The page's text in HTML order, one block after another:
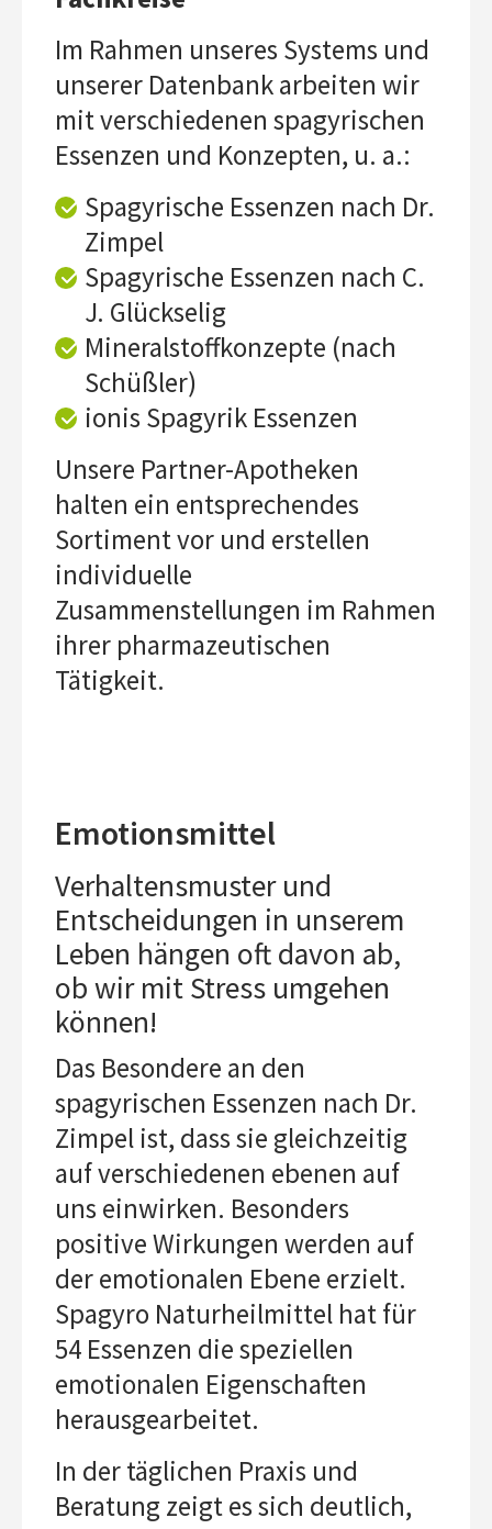
Im Rahmen unseres Systems und
unserer Datenbank arbeiten wir
mit verschiedenen spagyrischen
Essenzen und Konzepten, u. a.:
Spagyrische Essenzen nach Dr.
Zimpel
Spagyrische Essenzen nach C.
J. Glückselig
Mineralstoffkonzepte (nach
Schüßler)
ionis Spagyrik Essenzen
Unsere Partner-Apotheken
halten ein entsprechendes
Sortiment vor und erstellen
individuelle
Zusammenstellungen im Rahmen
ihrer pharmazeutischen
Tätigkeit.
Emotionsmittel
Verhaltensmuster und
Entscheidungen in unserem
Leben hängen oft davon ab,
ob wir mit Stress umgehen
können!
Das Besondere an den
spagyrischen Essenzen nach Dr.
Zimpel ist, dass sie gleichzeitig
auf verschiedenen ebenen auf
uns einwirken. Besonders
positive Wirkungen werden auf
der emotionalen Ebene erzielt.
Spagyro Naturheilmittel hat für
54 Essenzen die speziellen
emotionalen Eigenschaften
herausgearbeitet.
In der täglichen Praxis und
Beratung zeigt es sich deutlich,